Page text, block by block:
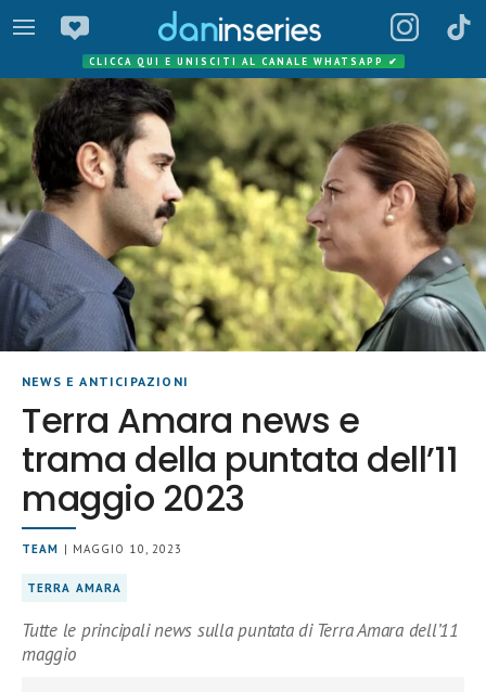
CLICCA QUI E UNISCITI AL CANALE WHATSAPP ✔
NEWS E ANTICIPAZIONI
Terra Amara news e
trama della puntata dell’11
maggio 2023
TEAM | MAGGIO 10, 2023
TERRA AMARA
Tutte le principali news sulla puntata di Terra Amara dell’11
maggio